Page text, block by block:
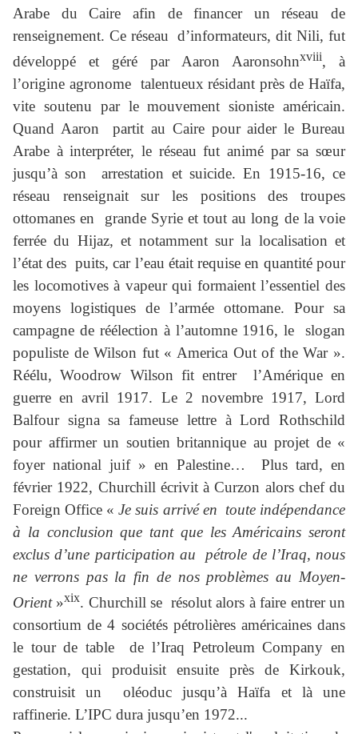
Arabe du Caire afin de financer un réseau de
renseignement. Ce réseau d’informateurs, dit Nili, fut
développé et géré par Aaron Aaronsohnxviii, à
l’origine agronome talentueux résidant près de Haïfa,
vite soutenu par le mouvement sioniste américain.
Quand Aaron partit au Caire pour aider le Bureau
Arabe à interpréter, le réseau fut animé par sa sœur
jusqu’à son arrestation et suicide. En 1915-16, ce
réseau renseignait sur les positions des troupes
ottomanes en grande Syrie et tout au long de la voie
ferrée du Hijaz, et notamment sur la localisation et
l’état des puits, car l’eau était requise en quantité pour
les locomotives à vapeur qui formaient l’essentiel des
moyens logistiques de l’armée ottomane. Pour sa
campagne de réélection à l’automne 1916, le slogan
populiste de Wilson fut « America Out of the War ».
Réélu, Woodrow Wilson fit entrer l’Amérique en
guerre en avril 1917. Le 2 novembre 1917, Lord
Balfour signa sa fameuse lettre à Lord Rothschild
pour affirmer un soutien britannique au projet de «
foyer national juif » en Palestine… Plus tard, en
février 1922, Churchill écrivit à Curzon alors chef du
Foreign Office «Je suis arrivé en toute indépendance
à la conclusion que tant que les Américains seront
exclus d’une participation au pétrole de l’Iraq, nous
ne verrons pas la fin de nos problèmes au Moyen-
Orient »xix. Churchill se résolut alors à faire entrer un
consortium de 4 sociétés pétrolières américaines dans
le tour de table de l’Iraq Petroleum Company en
gestation, qui produisit ensuite près de Kirkouk,
construisit un oléoduc jusqu’à Haïfa et là une
raffinerie. L’IPC dura jusqu’en 1972...